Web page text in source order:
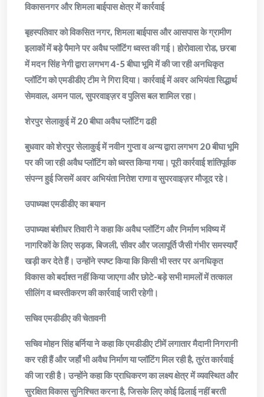
विकासनगर और शिमला बाईपास क्षेत्र में कार्रवाई
बृहस्पतिवार को विकसित नगर, शिमला बाईपास और आसपास के ग्रामीण
इलाकों में बड़े पैमाने पर अवैध प्लॉटिंग ध्वस्त की गई। होरोवाला रोड, छरबा
में मदन सिंह नेगी द्वारा लगभग 4-5 बीघा भूमि में की जा रही अनधिकृत
प्लॉटिंग को एमडीडीए टीम ने गिरा दिया। कार्रवाई में अवर अभियंता सिद्धार्थ
सेमवाल, अमन पाल, सुपरवाइज़र व पुलिस बल शामिल रहा।
शेरपुर सेलाकुई में 20 बीघा अवैध प्लॉटिंग ढही
बुधवार को शेरपुर सेलाकुई में नवीन गुप्ता व अन्य द्वारा लगभग 20 बीघा भूमि
पर की जा रही अवैध प्लॉटिंग को ध्वस्त किया गया। पूरी कार्रवाई शांतिपूर्वक
संपन्न हुई जिसमें अवर अभियंता नितेश राणा व सुपरवाइज़र मौजूद रहे।
उपाध्यक्ष एमडीडीए का बयान
उपाध्यक्ष बंशीधर तिवारी ने कहा कि अवैध प्लॉटिंग और निर्माण भविष्य में
नागरिकों के लिए सड़क, बिजली, सीवर और जलापूर्ति जैसी गंभीर समस्याएँ
खड़ी कर देते हैं। उन्होंने स्पष्ट किया कि किसी भी स्तर पर अनधिकृत
विकास को बर्दाश्त नहीं किया जाएगा और छोटे-बड़े सभी मामलों में तत्काल
सीलिंग व ध्वस्तीकरण की कार्रवाई जारी रहेगी।
सचिव एमडीडीए की चेतावनी
सचिव मोहन सिंह बर्निया ने कहा कि एमडीडीए टीमें लगातार मैदानी निगरानी
कर रही हैं और जहाँ भी अवैध निर्माण या प्लॉटिंग मिल रही है, तुरंत कार्रवाई
की जा रही है। उन्होंने कहा कि प्राधिकरण का लक्ष्य क्षेत्र में व्यवस्थित और
सुरक्षित विकास सुनिश्चित करना है, जिसके लिए कोई ढिलाई नहीं बरती